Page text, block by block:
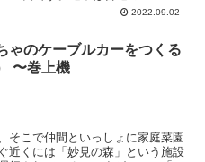
2022.09.02
ゃのケーブルカーをつくる
〜巻上機
そこで仲間といっしょに家庭菜園
近くには「妙見の森」という施設